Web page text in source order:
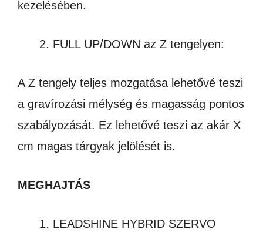
kezelésében.
FULL UP/DOWN az Z tengelyen:
A Z tengely teljes mozgatása lehetővé teszi
a gravírozási mélység és magasság pontos
szabályozását. Ez lehetővé teszi az akár X
cm magas tárgyak jelölését is.
MEGHAJTÁS
LEADSHINE HYBRID SZERVO